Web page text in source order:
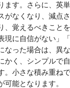
ます。さらに、英
がなくなり、減点
、覚えるべきこと
現に自信がない」
なった場合は、異
かく、シンプルで
。小さな積み重ね
可能となります。